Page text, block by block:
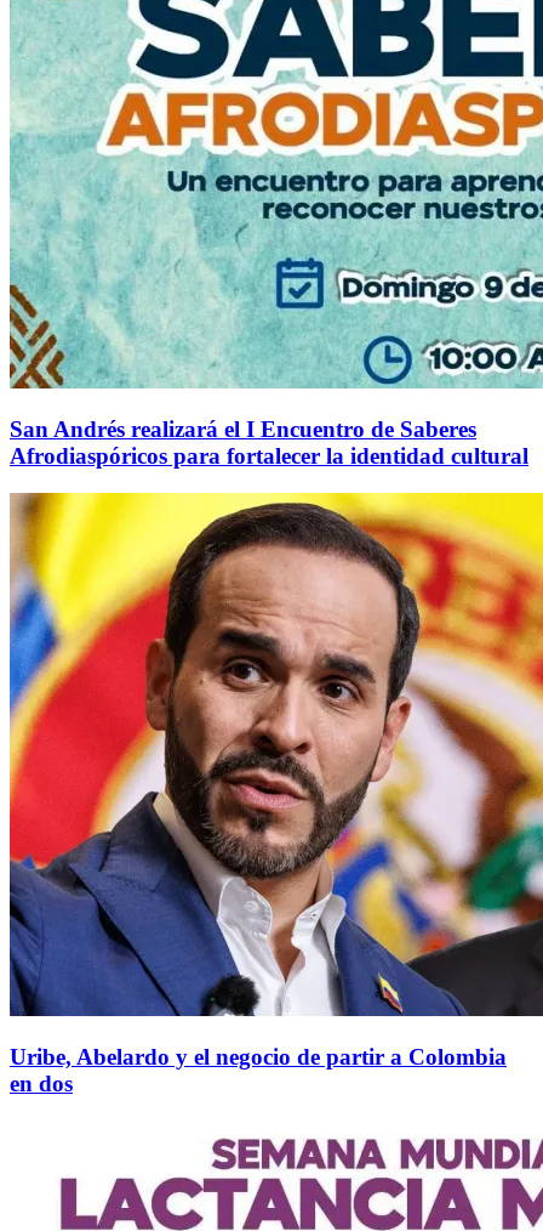
San Andrés realizará el I Encuentro de Saberes
Afrodiaspóricos para fortalecer la identidad cultural
Uribe, Abelardo y el negocio de partir a Colombia
en dos